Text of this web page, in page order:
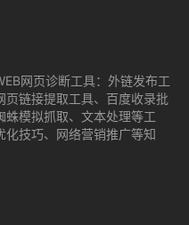
网页诊断工具：外链发布工
链接提取工具、百度收录批
模拟抓取、文本处理等工
技巧、网络营销推广等知